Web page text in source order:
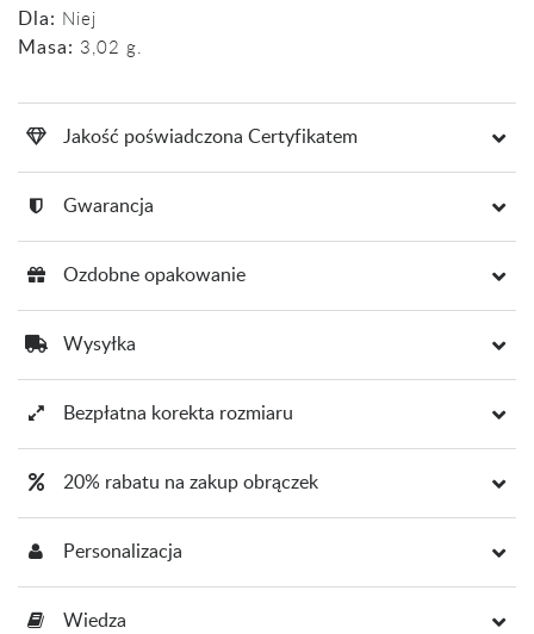
Dla: Niej
Masa: 3,02 g.
Jakość poświadczona Certyfikatem
Gwarancja
Ozdobne opakowanie
Wysyłka
Bezpłatna korekta rozmiaru
20% rabatu na zakup obrączek
Personalizacja
Wiedza